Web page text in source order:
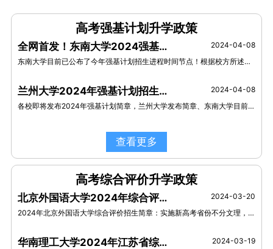
高考强基计划升学政策
全网首发！东南大学2024强基计划时间进程公布！
2024-04-08
东南大学目前已公布了今年强基计划招生进程时间节点！根据校方所述，4月12日开始报名，6月15-18日进行校考确认，6月26日公布入围名单，7月1日和2日进行校考，7月5日完成录取。
兰州大学2024年强基计划招生简章发布：获信息学奥赛全国决赛二等奖及以上奖项的学生可报名！
2024-04-08
各校即将发布2024年强基计划简章，兰州大学发布简章、东南大学目前已公布了今年强基计划招生进程时间节点！
查看更多
高考综合评价升学政策
北京外国语大学2024年综合评价招生简章
2024-03-20
2024年北京外国语大学综合评价招生简章：实施新高考省份不分文理，具体选考科目以所在省市考试院发布的招生计划为准。
华南理工大学2024年江苏省综合测评招生简章
2024-03-19